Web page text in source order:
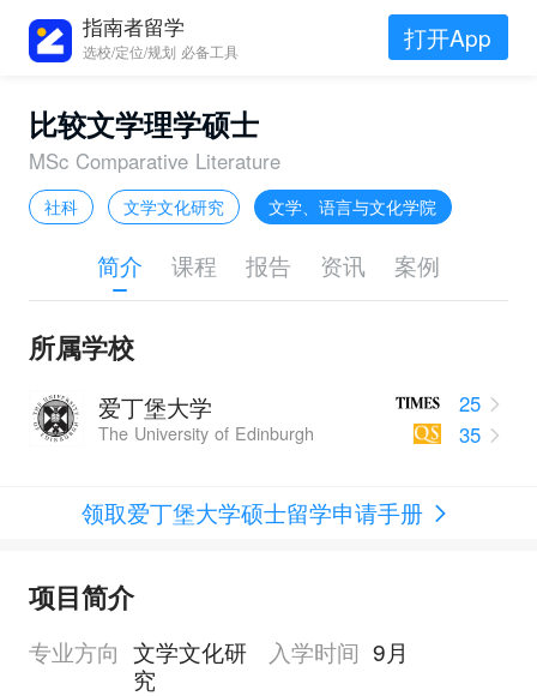
指南者留学
选校/定位/规划 必备工具 打开App
比较文学理学硕士
MSc Comparative Literature
社科 文学文化研究 文学、语言与文化学院
简介 课程 报告 资讯 案例
所属学校
爱丁堡大学
The University of Edinburgh
25
35
领取爱丁堡大学硕士留学申请手册
项目简介
专业方向 文学文化研
究
入学时间 9月